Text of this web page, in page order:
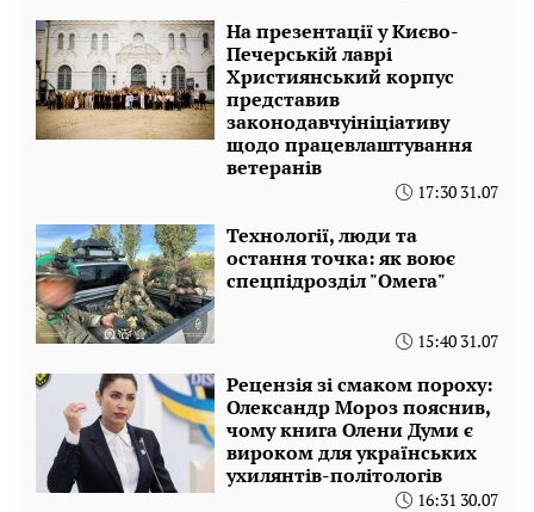
На презентації у Києво-
Печерській лаврі
Християнський корпус
представив
законодавчуініціативу
щодо працевлаштування
ветеранів
17:30 31.07
Технології, люди та
остання точка: як воює
спецпідрозділ "Омега"
15:40 31.07
Рецензія зі смаком пороху:
Олександр Мороз пояснив,
чому книга Олени Думи є
вироком для українських
ухилянтів-політологів
16:31 30.07